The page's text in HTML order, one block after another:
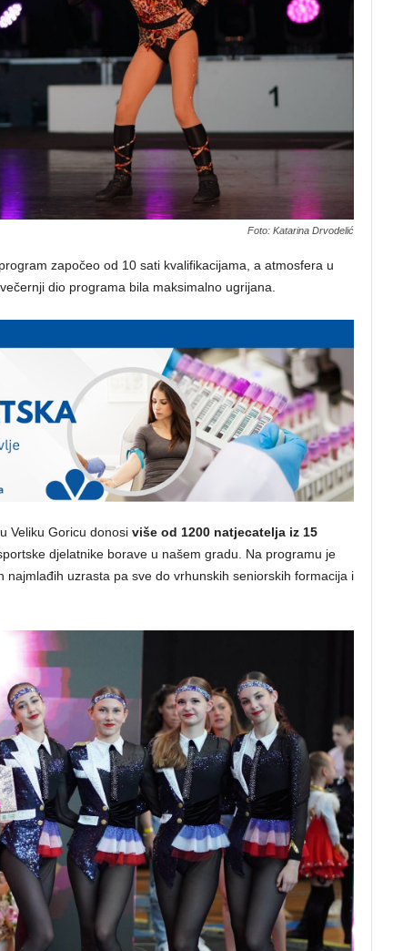
Foto: Katarina Drvodelić
započeo od 10 sati kvalifikacijama, a atmosfera u
dio programa bila maksimalno ugrijana.
Veliku Goricu donosiviše od 1200 natjecatelja iz 15
djelatnike borave u našem gradu. Na programu je
uzrasta pa sve do vrhunskih seniorskih formacija i